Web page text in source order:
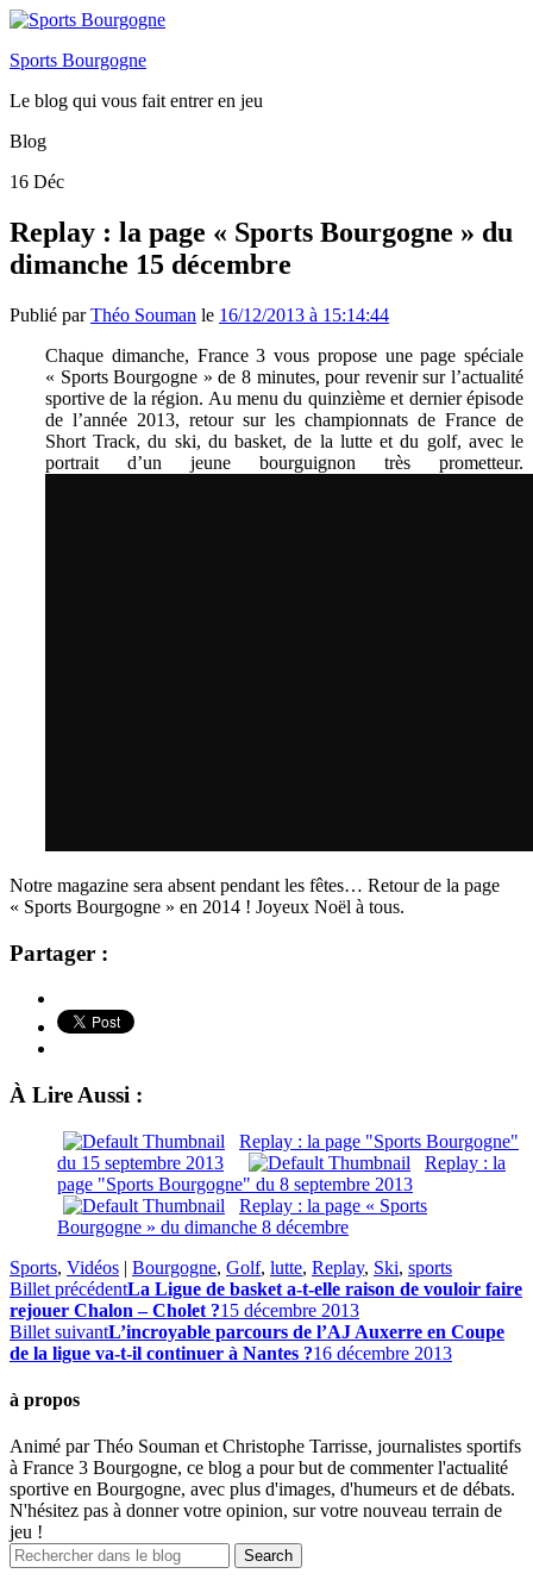
Sports Bourgogne
Le blog qui vous fait entrer en jeu
Blog
16 Déc
Replay : la page « Sports Bourgogne » du
dimanche 15 décembre
Publié parThéo Souman le 16/12/2013 à 15:14:44
Chaque dimanche, France 3 vous propose une page spéciale
« Sports Bourgogne » de 8 minutes, pour revenir sur l’actualité
sportive de la région. Au menu du quinzième et dernier épisode
de l’année 2013, retour sur les championnats de France de
Short Track, du ski, du basket, de la lutte et du golf, avec le
portrait d’un jeune bourguignon très prometteur.
Notre magazine sera absent pendant les fêtes… Retour de la page
« Sports Bourgogne » en 2014 ! Joyeux Noël à tous.
Partager :
À Lire Aussi :
Replay : la page "Sports Bourgogne"
du 15 septembre 2013
Replay : la
page "Sports Bourgogne" du 8 septembre 2013
Replay : la page « Sports
Bourgogne » du dimanche 8 décembre
Sports, Vidéos | Bourgogne, Golf, lutte, Replay, Ski, sports
Billet précédentLa Ligue de basket a-t-elle raison de vouloir faire
rejouer Chalon – Cholet ?15 décembre 2013
Billet suivantL’incroyable parcours de l’AJ Auxerre en Coupe
de la ligue va-t-il continuer à Nantes ?16 décembre 2013
à propos
Animé par Théo Souman et Christophe Tarrisse, journalistes sportifs
à France 3 Bourgogne, ce blog a pour but de commenter l'actualité
sportive en Bourgogne, avec plus d'images, d'humeurs et de débats.
N'hésitez pas à donner votre opinion, sur votre nouveau terrain de
jeu !